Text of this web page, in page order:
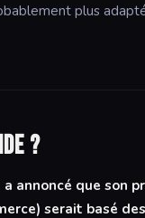
plus
?
annoncé que son
serait basé